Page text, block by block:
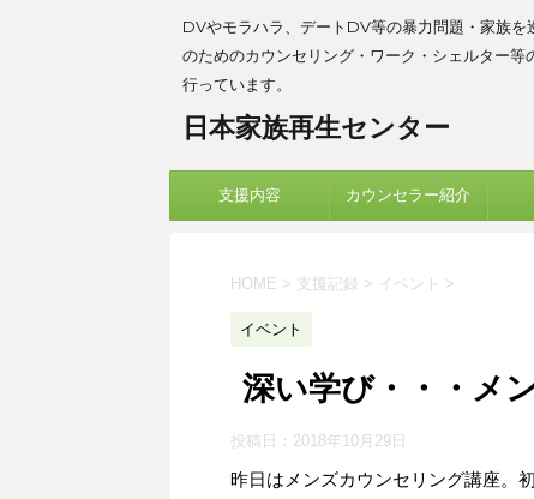
DVやモラハラ、デートDV等の暴力問題・家族を
のためのカウンセリング・ワーク・シェルター等
行っています。
日本家族再生センター
支援内容 カウンセラー紹介
HOME > 支援記録 > イベント >
イベント
深い学び・・・メ
投稿日： 2018年10月29日
昨日はメンズカウンセリング講座。